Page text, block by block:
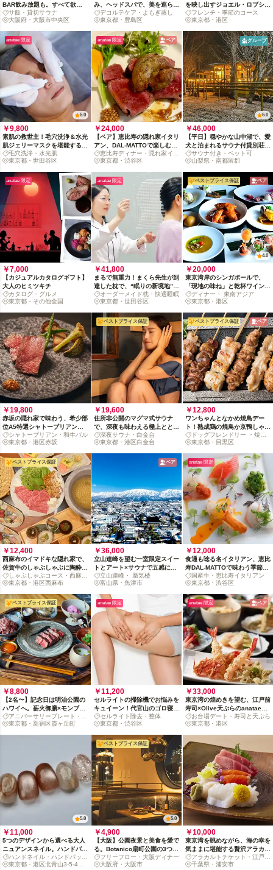
BAR飲み放題も。すべて欲張
る心斎橋の理想郷へ
サ飯・貸切サウナ
大阪府・大阪市中央区
み、ヘッドスパで、美を巡らせ
る極上エステ時間
デコルテケア・よもぎ蒸し
東京都・豊島区
を映し出すジョエル・ロブショ
ンの「デギュスタシオンコー
ス」
フレンチ・季節のコース
東京都・港区
anatae 限定
5.0
￥9,800
素肌の救世主！毛穴洗浄＆水光
肌ジェリーマスクを堪能する三
茶サロン時間
毛穴洗浄・水光肌
東京都・世田谷区
anatae 限定 ペア
￥24,000
【ペア】恵比寿の隠れ家イタリ
アン、DAL-MATTOで楽しむ旬
食材と国産牛の贅沢ディナー
恵比寿ディナー・隠れ家イタ
リアン
東京都・渋谷区
グループ
5.0
￥46,000
【平日】穏やかな山中湖で、愛
犬と泊まれるサウナ付貸別荘リ
トリート
サウナ付き・ペット可
山梨県・南都留郡
anatae 限定
￥7,000
【カジュアルカタログギフト】
大人のヒミツキチ
カタログ・グルメ
東京都・その他全国
anatae 限定
￥41,800
まるで無重力！まくら先生が到
達した枕で、“眠りの新境地”を
体感オーダーメイド枕・快適睡眠
東京都・世田谷区
ベストプライス保証 ペア
4.0
￥20,000
東京湾岸のシンガポールで、
「現地の味ね」と乾杯ワインに
酔うペアコース
ディナー・ 東南アジア
東京都・港区
￥19,800
赤坂の隠れ家で味わう、希少部
位A5特選シャトーブリアンと
旬の美食が織りなす贅沢ディナ
ー体験
シャトーブリアン・和牛バル
東京都・港区赤坂
ベストプライス保証
￥19,600
住所非公開のマグマ式サウナ
で、深夜も味わえる極上ととの
い体験（1〜2名）
深夜サウナ・白金台
東京都・港区白金台
ベストプライス保証 ペア
￥12,800
ワンちゃんとなかめ焼鳥デー
ト！熟成鶏の焼鳥か京鴨しゃぶ
で迷う幸せ【金土除く】
ドッグフレンドリー ・焼き
鳥
東京都・目黒区
ベストプライス保証
￥12,400
西麻布のイマドキな隠れ家で、
佐賀牛のしゃぶしゃぶに陶酔す
るひと夜（2名〜）
しゃぶしゃぶコース・西麻布
ディナー
東京都・港区西麻布
ペア
￥36,000
立山連峰を望む一室限定スイー
トとアート×サウナで五感に響
く体験を。富山・グランミラー
ジュ 宿泊プラン
立山連峰・ 蜃気楼
富山県・魚津市
anatae 限定
￥12,000
食通も唸る名イタリアン、恵比
寿DAL-MATTOで味わう季節の
お任せディナーコース
国産牛・恵比寿イタリアン
東京都・渋谷区
ベストプライス保証
￥8,800
【2名〜】記念日は明治公園の
ハワイへ。薪火御膳×モンブラ
ンでお祝いサプライズ
アニバーサリープレート・ラ
ンチコース
東京都・新宿区霞ヶ丘町
anatae 限定
￥11,200
セルライトの掃除機でお悩みを
キュイーン！代官山のゴロ寝エ
ステ体験
セルライト除去・整体
東京都・渋谷区
anatae 限定 ペア
￥33,000
東京湾の煌めきを望む、江戸前
寿司×Olive天ぷらのanatae限
定コース
お台場デート・寿司と天ぷら
東京都・港区
5.0
￥11,000
5つのデザインから選べる大人
ニュアンスネイル。ハンドパッ
ク付きのご褒美体験を銀座・青
山で
ハンドネイル・ハンドパック
付
東京都・港区北青山3-5-4
ベストプライス保証
5.0
￥4,900
【大阪】公園夜景と美食を愛で
る。Botanico扇町公園の3つの
ディナーコース
フリーフロー・大阪ディナー
大阪府・大阪市
￥10,000
東京湾を眺めながら、海の幸を
気ままに堪能する贅沢アラカル
ト体験
アラカルトチケット・江戸前
寿司
千葉県・浦安市